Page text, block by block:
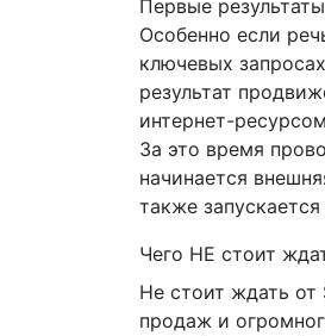
Первые
Особенно если
ключевых
результат
интернет-
За это время
начинается
также
Чего НЕ стоит
Не стоит ждать от
продаж и